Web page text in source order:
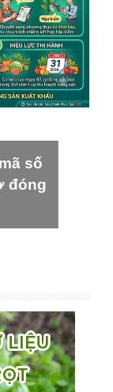
số
đóng